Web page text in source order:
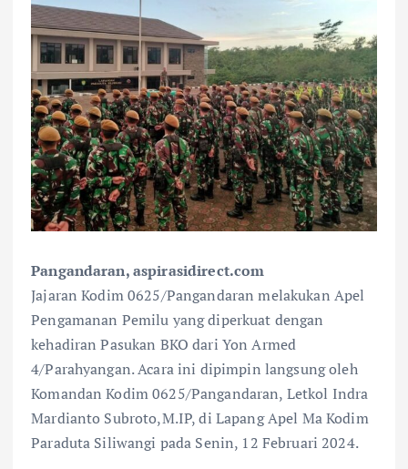
Pangandaran, aspirasidirect.com
Jajaran Kodim 0625/Pangandaran melakukan Apel
Pengamanan Pemilu yang diperkuat dengan
kehadiran Pasukan BKO dari Yon Armed
4/Parahyangan. Acara ini dipimpin langsung oleh
Komandan Kodim 0625/Pangandaran, Letkol Indra
Mardianto Subroto,M.IP, di Lapang Apel Ma Kodim
Paraduta Siliwangi pada Senin, 12 Februari 2024.